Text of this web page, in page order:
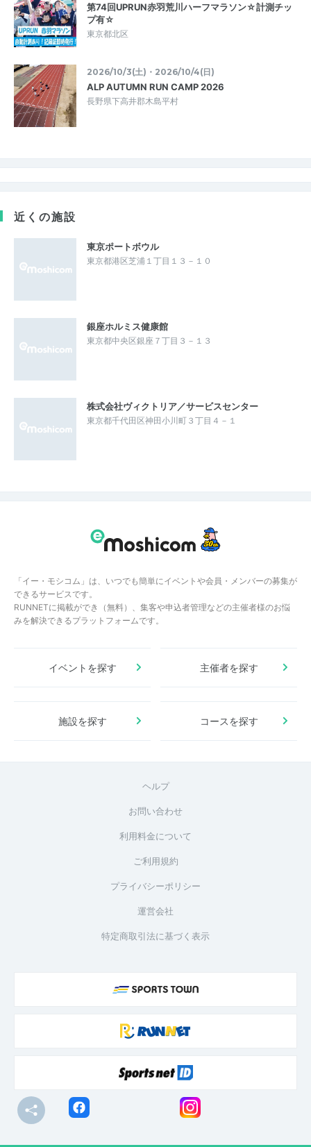
第74回UPRUN赤羽荒川ハーフマラソン☆計測チッ
プ有☆
東京都北区
2026/10/3(土)・2026/10/4(日)
ALP AUTUMN RUN CAMP 2026
長野県下高井郡木島平村
近くの施設
東京ポートボウル
東京都港区芝浦１丁目１３－１０
銀座ホルミス健康館
東京都中央区銀座７丁目３－１３
株式会社ヴィクトリア／サービスセンター
東京都千代田区神田小川町３丁目４－１
「イー・モシコム」は、いつでも簡単にイベントや会員・メンバーの募集が
できるサービスです。
RUNNETに掲載ができ（無料）、集客や申込者管理などの主催者様のお悩
みを解決できるプラットフォームです。
イベントを探す 主催者を探す
施設を探す コースを探す
ヘルプ
お問い合わせ
利用料金について
ご利用規約
プライバシーポリシー
運営会社
特定商取引法に基づく表示